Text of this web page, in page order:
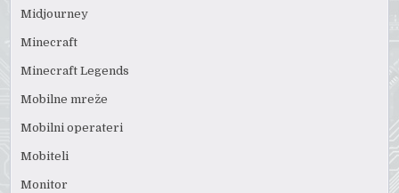
Midjourney
Minecraft
Minecraft Legends
Mobilne mreže
Mobilni operateri
Mobiteli
Monitor